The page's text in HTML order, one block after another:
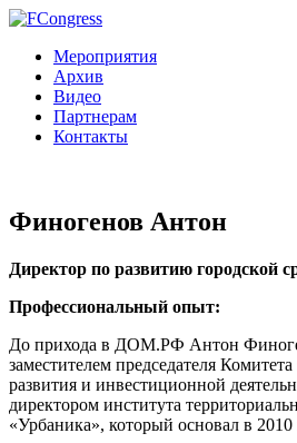
Мероприятия
Архив
Видео
Партнерам
Контакты
Финогенов Антон
Директор по развитию
Профессиональный опыт:
До прихода в ДОМ.РФ Антон
заместителем председателя
развития и инвестиционной
директором института
«Урбаника», который основал в 2010